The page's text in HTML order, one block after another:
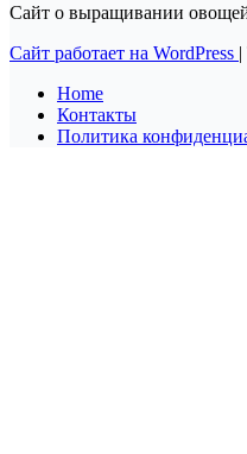
Сайт о выращивании
Сайт работает на WordPress |
Home
Контакты
Политика